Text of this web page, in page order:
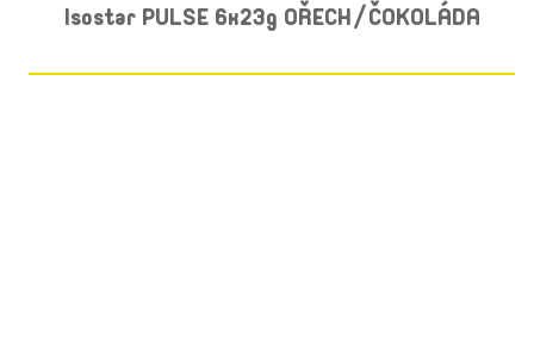
Isostar PULSE 6x23g OŘECH/ČOKOLÁDA